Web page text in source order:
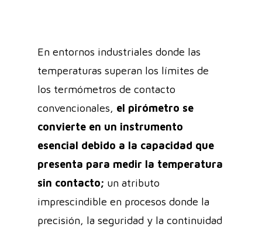
En entornos industriales donde las
temperaturas superan los límites de
los termómetros de contacto
convencionales, el pirómetro se
convierte en un instrumento
esencial debido a la capacidad que
presenta para medir la temperatura
sin contacto; un atributo
imprescindible en procesos donde la
precisión, la seguridad y la continuidad